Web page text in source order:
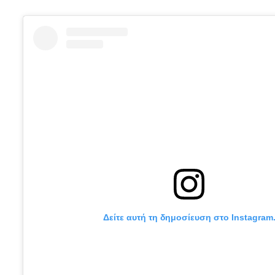
Δείτε αυτή τη δημοσίευση στο Instagram.